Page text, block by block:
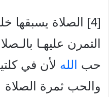
[4] الصلاة يسبقها
التمرن عليهـا
حب
الله لأن في
والحب ثمرة الصلاة